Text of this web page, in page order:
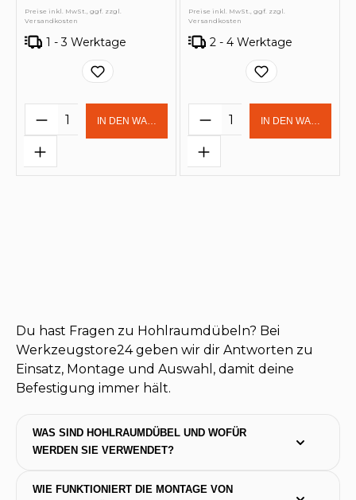
Preise inkl. MwSt., ggf. zzgl.
Versandkosten
1 - 3 Werktage
Produkt Anzahl: Gib den
IN DEN WARENKORB
Preise inkl. MwSt., ggf. zzgl.
Versandkosten
2 - 4 Werktage
Produkt Anzahl:
IN DEN
Du hast Fragen zu Hohlraumdübeln? Bei
Werkzeugstore24 geben wir dir Antworten zu
Einsatz, Montage und Auswahl, damit deine
Befestigung immer hält.
WAS SIND HOHLRAUMDÜBEL UND WOFÜR
WERDEN SIE VERWENDET?
WIE FUNKTIONIERT DIE MONTAGE VON